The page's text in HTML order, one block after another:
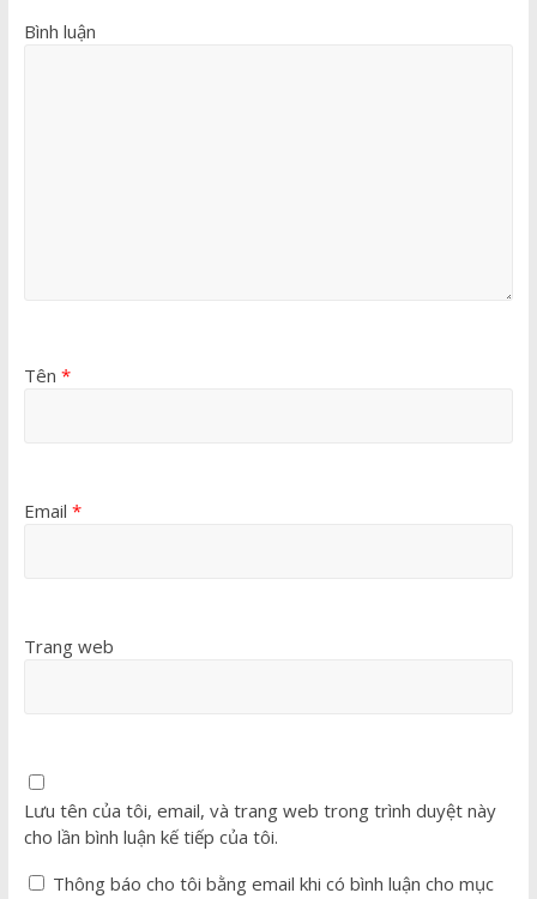
Bình luận
Tên *
Email *
Trang web
Lưu tên của tôi, email, và trang web trong trình duyệt này
cho lần bình luận kế tiếp của tôi.
Thông báo cho tôi bằng email khi có bình luận cho mục